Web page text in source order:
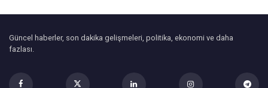
Güncel haberler, son dakika gelişmeleri, politika, ekonomi ve daha
fazlası.